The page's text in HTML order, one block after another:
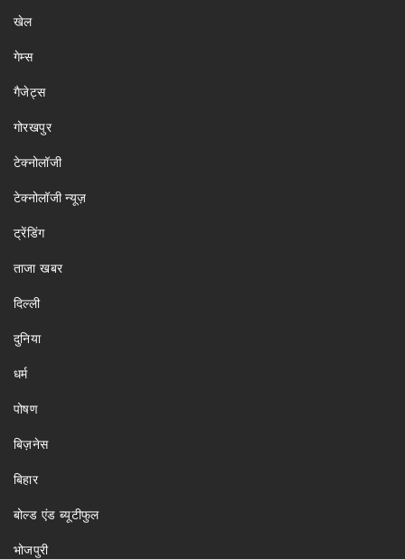
खेल
गेम्स
गैजेट्स
गोरखपुर
टेक्नोलॉजी
टेक्नोलॉजी न्यूज़
ट्रेंडिंग
ताजा खबर
दिल्ली
दुनिया
धर्म
पोषण
बिज़नेस
बिहार
बोल्ड एंड ब्यूटीफुल
भोजपुरी